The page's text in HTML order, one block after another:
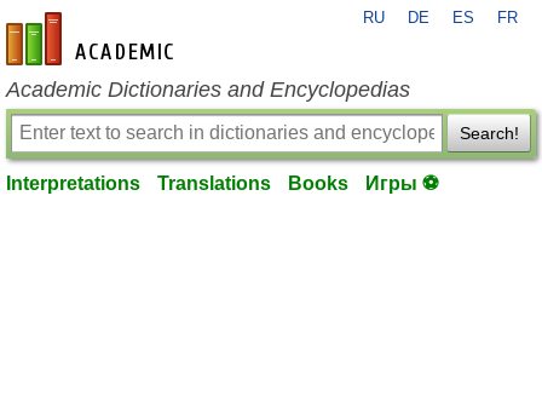
en-academic.com
RU DE ES FR
Academic Dictionaries and Encyclopedias
Search!
Interpretations Translations Books Игры ⚽